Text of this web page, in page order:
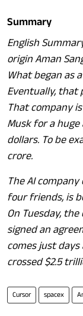
Summary
English
origin Aman
What began as
Eventually, that
That company
Musk for a
dollars. To be
crore.
The AI
four friends, is
On Tuesday,
signed an
comes just
crossed $2.5
Cursor spacex